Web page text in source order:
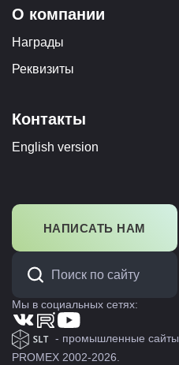
О компании
Награды
Реквизиты
Контакты
English version
НАПИСАТЬ НАМ
Мы в социальных сетях:
- промышленные сайты
PROMEX 2002-2026.